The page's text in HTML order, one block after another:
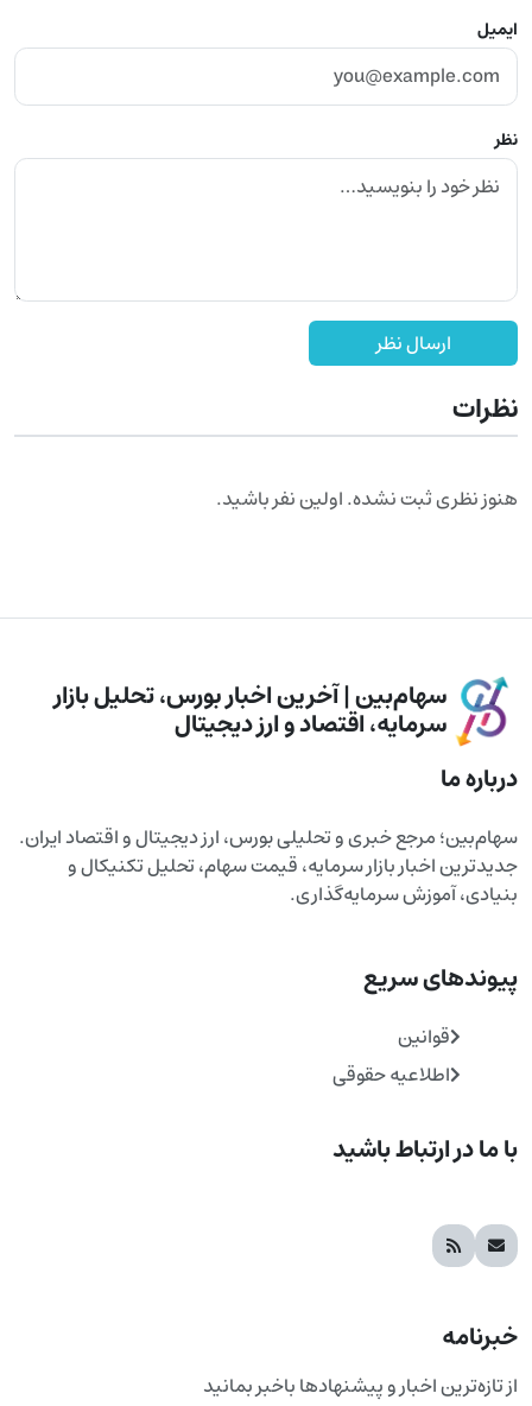
ایمیل
نظر
ارسال نظر
نظرات
هنوز نظری ثبت نشده. اولین نفر باشید.
سهام‌بین | آخرین اخبار بورس، تحلیل بازار
سرمایه، اقتصاد و ارز دیجیتال
درباره ما
سهام‌بین؛ مرجع خبری و تحلیلی بورس، ارز دیجیتال و اقتصاد ایران.
جدیدترین اخبار بازار سرمایه، قیمت سهام، تحلیل تکنیکال و
بنیادی، آموزش سرمایه‌گذاری.
پیوندهای سریع
قوانین
اطلاعیه حقوقی
با ما در ارتباط باشید
خبرنامه
از تازه‌ترین اخبار و پیشنهادها باخبر بمانید